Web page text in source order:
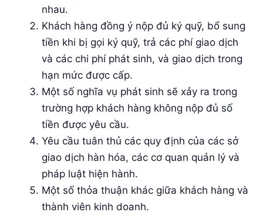
nhau.
Khách hàng đồng ý nộp đủ ký quỹ, bổ sung
tiền khi bị gọi ký quỹ, trả các phí giao dịch
và các chi phí phát sinh, và giao dịch trong
hạn mức được cấp.
Một số nghĩa vụ phát sinh sẽ xảy ra trong
trường hợp khách hàng không nộp đủ số
tiền được yêu cầu.
Yêu cầu tuân thủ các quy định của các sở
giao dịch hàn hóa, các cơ quan quản lý và
pháp luật hiện hành.
Một số thỏa thuận khác giữa khách hàng và
thành viên kinh doanh.